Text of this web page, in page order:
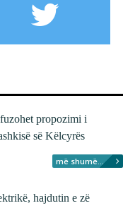
propozimi i
së Këlcyrës
më shumë...
hajdutin e zë